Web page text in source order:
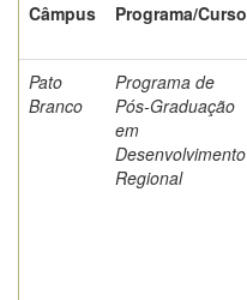
Câmpus
Programa/Curso
Pato
Branco
Programa de
Pós-Graduação
em
Desenvolvimento
Regional